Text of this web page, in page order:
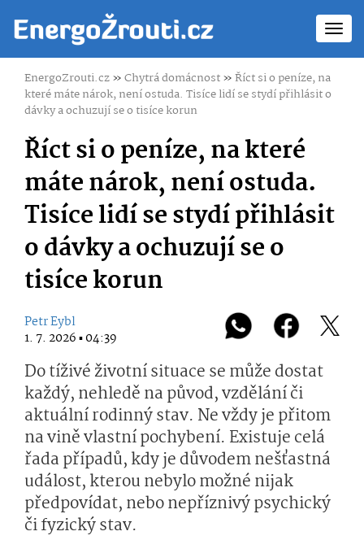
EnergoZrouti.cz»Chytrá domácnost»Říct si o peníze, na
které máte nárok, není ostuda. Tisíce lidí se stydí přihlásit o
dávky a ochuzují se o tisíce korun
Říct si o peníze, na které
máte nárok, není ostuda.
Tisíce lidí se stydí přihlásit
o dávky a ochuzují se o
tisíce korun
Petr Eybl
1. 7. 2026 ▪ 04:39
Do tíživé životní situace se může dostat
každý, nehledě na původ, vzdělání či
aktuální rodinný stav. Ne vždy je přitom
na vině vlastní pochybení. Existuje celá
řada případů, kdy je důvodem nešťastná
událost, kterou nebylo možné nijak
předpovídat, nebo nepříznivý psychický
či fyzický stav.